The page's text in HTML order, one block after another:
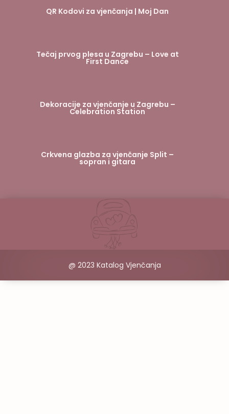
QR Kodovi za vjenčanja | Moj Dan
Tečaj prvog plesa u Zagrebu – Love at
First Dance
Dekoracije za vjenčanje u Zagrebu –
Celebration Station
Crkvena glazba za vjenčanje Split –
sopran i gitara
@ 2023 Katalog Vjenčanja